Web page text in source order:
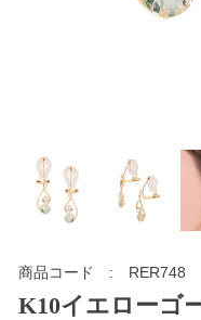
商品コード RER748
K10イエローゴ